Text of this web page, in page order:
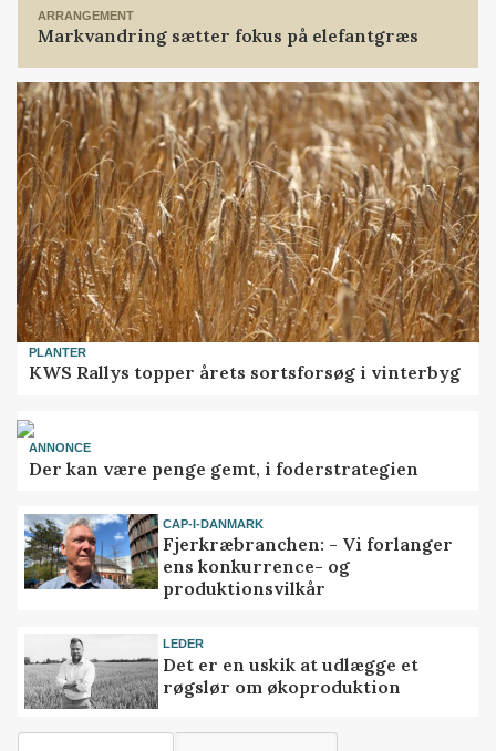
ARRANGEMENT
Markvandring sætter fokus på elefantgræs
PLANTER
KWS Rallys topper årets sortsforsøg i vinterbyg
ANNONCE
Der kan være penge gemt, i foderstrategien
CAP-I-DANMARK
Fjerkræbranchen: - Vi forlanger
ens konkurrence- og
produktionsvilkår
LEDER
Det er en uskik at udlægge et
røgslør om økoproduktion